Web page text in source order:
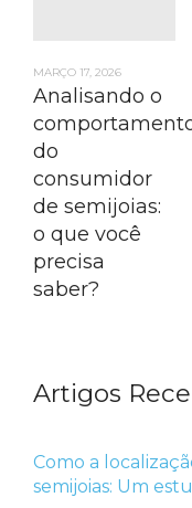
MARÇO 17, 2026
Analisando o
do
consumidor
de semijoias:
o que você
precisa
saber?
Artigos
Como a
semijoias: Um